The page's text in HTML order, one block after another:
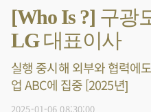
[Who Is ?] 구광
LG 대표이사
실행 중시해 외부와 협력에
업 ABC에 집중 [2025년]
2025-01-06 08:30:00